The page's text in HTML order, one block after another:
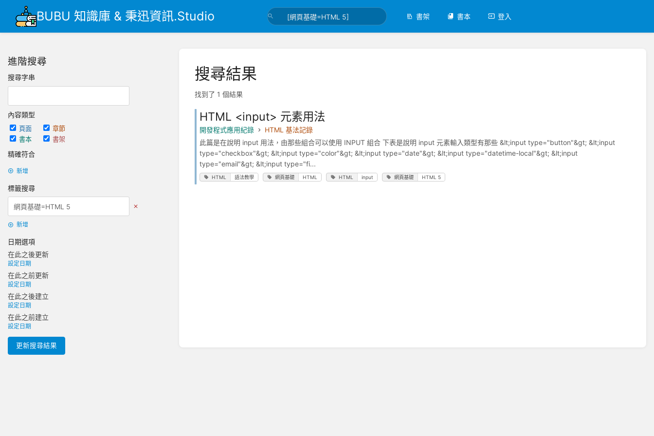
BUBU 知識庫 & 秉迅資訊.Studio 書架 書本 登入
進階搜尋
搜尋字串
內容類型
頁面
章節
書本
書架
精確符合
新增
標籤搜尋
新增
日期選項
在此之後更新
設定日期
在此之前更新
設定日期
在此之後建立
設定日期
在此之前建立
設定日期
更新搜尋結果
搜尋結果
找到了 1 個結果
HTML <input> 元素用法
開發程式應用紀錄
HTML 基法記錄
此篇是在說明 input 用法，由那些組合可以使用 INPUT 組合 下表是說明 input 元素輸入類型有那些 &lt;input type="button"&gt; &lt;input
type="checkbox"&gt; &lt;input type="color"&gt; &lt;input type="date"&gt; &lt;input type="datetime-local"&gt; &lt;input
type="email"&gt; &lt;input type="fi...
HTML 語法教學 網頁基礎 HTML HTML input 網頁基礎 HTML 5